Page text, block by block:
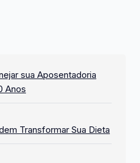
sua Aposentadoria
Anos
Transformar Sua Dieta